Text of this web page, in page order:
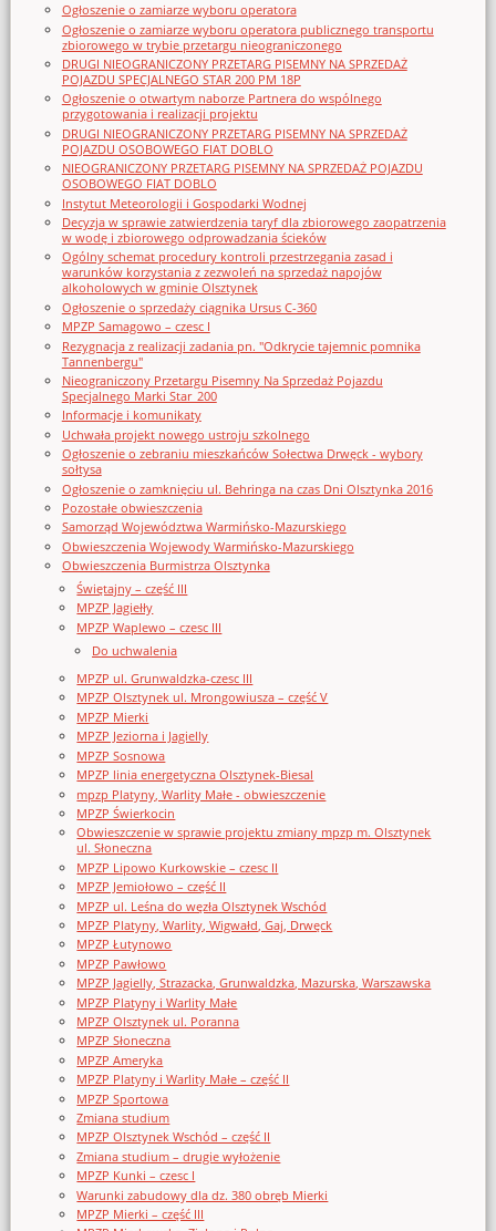
Ogłoszenie o zamiarze wyboru operatora
Ogłoszenie o zamiarze wyboru operatora publicznego transportu
zbiorowego w trybie przetargu nieograniczonego
DRUGI NIEOGRANICZONY PRZETARG PISEMNY NA SPRZEDAŻ
POJAZDU SPECJALNEGO STAR 200 PM 18P
Ogłoszenie o otwartym naborze Partnera do wspólnego
przygotowania i realizacji projektu
DRUGI NIEOGRANICZONY PRZETARG PISEMNY NA SPRZEDAŻ
POJAZDU OSOBOWEGO FIAT DOBLO
NIEOGRANICZONY PRZETARG PISEMNY NA SPRZEDAŻ POJAZDU
OSOBOWEGO FIAT DOBLO
Instytut Meteorologii i Gospodarki Wodnej
Decyzja w sprawie zatwierdzenia taryf dla zbiorowego zaopatrzenia
w wodę i zbiorowego odprowadzania ścieków
Ogólny schemat procedury kontroli przestrzegania zasad i
warunków korzystania z zezwoleń na sprzedaż napojów
alkoholowych w gminie Olsztynek
Ogłoszenie o sprzedaży ciągnika Ursus C-360
MPZP Samagowo – czesc I
Rezygnacja z realizacji zadania pn. "Odkrycie tajemnic pomnika
Tannenbergu"
Nieograniczony Przetargu Pisemny Na Sprzedaż Pojazdu
Specjalnego Marki Star_200
Informacje i komunikaty
Uchwała projekt nowego ustroju szkolnego
Ogłoszenie o zebraniu mieszkańców Sołectwa Drwęck - wybory
sołtysa
Ogłoszenie o zamknięciu ul. Behringa na czas Dni Olsztynka 2016
Pozostałe obwieszczenia
Samorząd Województwa Warmińsko-Mazurskiego
Obwieszczenia Wojewody Warmińsko-Mazurskiego
Obwieszczenia Burmistrza Olsztynka
Świętajny – część III
MPZP Jagiełły
MPZP Waplewo – czesc III
Do uchwalenia
MPZP ul. Grunwaldzka-czesc III
MPZP Olsztynek ul. Mrongowiusza – część V
MPZP Mierki
MPZP Jeziorna i Jagielly
MPZP Sosnowa
MPZP linia energetyczna Olsztynek-Biesal
mpzp Platyny, Warlity Małe - obwieszczenie
MPZP Świerkocin
Obwieszczenie w sprawie projektu zmiany mpzp m. Olsztynek
ul. Słoneczna
MPZP Lipowo Kurkowskie – czesc II
MPZP Jemiołowo – część II
MPZP ul. Leśna do węzła Olsztynek Wschód
MPZP Platyny, Warlity, Wigwałd, Gaj, Drwęck
MPZP Łutynowo
MPZP Pawłowo
MPZP Jagielly, Strazacka, Grunwaldzka, Mazurska, Warszawska
MPZP Platyny i Warlity Małe
MPZP Olsztynek ul. Poranna
MPZP Słoneczna
MPZP Ameryka
MPZP Platyny i Warlity Małe – część II
MPZP Sportowa
Zmiana studium
MPZP Olsztynek Wschód – część II
Zmiana studium – drugie wyłożenie
MPZP Kunki – czesc I
Warunki zabudowy dla dz. 380 obręb Mierki
MPZP Mierki – część III